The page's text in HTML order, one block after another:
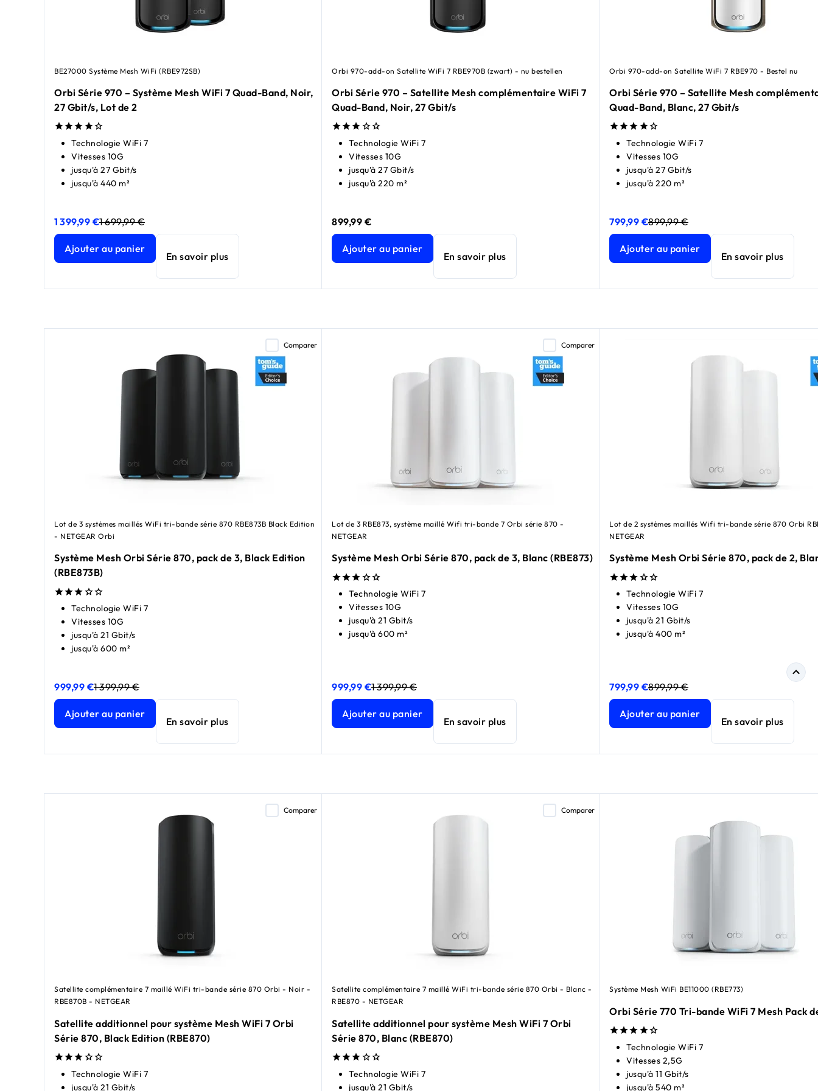
BE27000 Système Mesh WiFi (RBE972SB)
Orbi Série 970 – Système Mesh WiFi 7 Quad-Band, Noir,
27 Gbit/s, Lot de 2
Technologie WiFi 7
Vitesses 10G
jusqu'à 27 Gbit/s
jusqu'à 440 m²
1 399,99 €
Orbi Série 970 – Système Mesh WiFi 7 Quad-Band, Noir, 27 Gbit/s, Lot de 2
1 699,99 €
Orbi Série 970 – Système Mesh WiFi 7 Quad-Band, Noir, 27 Gbit/s, Lot de 2
Ajouter au panier
En savoir plus
Orbi 970-add-on Satellite WiFi 7 RBE970B (zwart) - nu bestellen
Orbi Série 970 – Satellite Mesh complémentaire WiFi 7
Quad-Band, Noir, 27 Gbit/s
Technologie WiFi 7
Vitesses 10G
jusqu'à 27 Gbit/s
jusqu'à 220 m²
899,99 €
Orbi Série 970 – Satellite Mesh complémentaire WiFi 7 Quad-Band, Noir, 27 Gbit/s
prix actuel 899,99 €
Ajouter au panier
En savoir plus
Orbi 970-add-on Satellite WiFi 7 RBE970 - Bestel nu
Orbi Série 970 – Satellite Mesh
Quad-Band, Blanc, 27 Gbit/s
Technologie WiFi 7
Vitesses 10G
jusqu'à 27 Gbit/s
jusqu'à 220 m²
799,99 €
Orbi Série 970 – Satellite Mesh
899,99 €
Orbi Série 970 – Satellite Mesh
Ajouter au panier
En savoir plus
Comparer
Lot de 3 systèmes maillés WiFi tri-bande série 870 RBE873B Black Edition
- NETGEAR Orbi
Système Mesh Orbi Série 870, pack de 3, Black Edition
(RBE873B)
Technologie WiFi 7
Vitesses 10G
jusqu'à 21 Gbit/s
jusqu'à 600 m²
999,99 €
Système Mesh Orbi Série 870, pack de 3, Black Edition (RBE873B)prix actuel 999,99 €
1 399,99 €
Système Mesh Orbi Série 870, pack de 3, Black Edition (RBE873B)prix actuel 1 399,99 €
Ajouter au panier
En savoir plus
Comparer
Lot de 3 RBE873, système maillé Wifi tri-bande 7 Orbi série 870 -
NETGEAR
Système Mesh Orbi Série 870, pack de 3, Blanc (RBE873)
Technologie WiFi 7
Vitesses 10G
jusqu'à 21 Gbit/s
jusqu'à 600 m²
999,99 €
Système Mesh Orbi Série 870, pack de 3, Blanc (RBE873) prix actuel 999,99 €
1 399,99 €
Système Mesh Orbi Série 870, pack de 3, Blanc (RBE873) prix actuel 1 399,99 €
Ajouter au panier
En savoir plus
Lot de 2 systèmes maillés Wifi tri-bande série 870 Orbi
NETGEAR
Système Mesh Orbi Série 870, pack de 2,
Technologie WiFi 7
Vitesses 10G
jusqu'à 21 Gbit/s
jusqu'à 400 m²
799,99 €
Système Mesh Orbi Série 870, pack de 2, Blanc
899,99 €
Système Mesh Orbi Série 870, pack de 2, Blanc
Ajouter au panier
En savoir plus
Comparer
Satellite complémentaire 7 maillé WiFi tri-bande série 870 Orbi - Noir -
RBE870B - NETGEAR
Satellite additionnel pour système Mesh WiFi 7 Orbi
Série 870, Black Edition (RBE870)
Technologie WiFi 7
jusqu'à 21 Gbit/s
Comparer
Satellite complémentaire 7 maillé WiFi tri-bande série 870 Orbi - Blanc -
RBE870 - NETGEAR
Satellite additionnel pour système Mesh WiFi 7 Orbi
Série 870, Blanc (RBE870)
Technologie WiFi 7
jusqu'à 21 Gbit/s
Système Mesh WiFi BE11000 (RBE773)
Orbi Série 770 Tri-bande WiFi 7 Mesh Pack
Technologie WiFi 7
Vitesses 2,5G
jusqu'à 11 Gbit/s
jusqu'à 540 m²